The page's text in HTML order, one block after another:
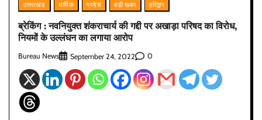
उत्तराखंड धार्मिक प्रदेश बड़ी खबर हरिद्वार
ब्रेकिंग : नवनियुक्त शंकराचार्य की गद्दी पर अखाड़ा परिषद का विरोध,
नियमों के उल्लंघन का लगाया आरोप
Bureau News September 24, 2022 0